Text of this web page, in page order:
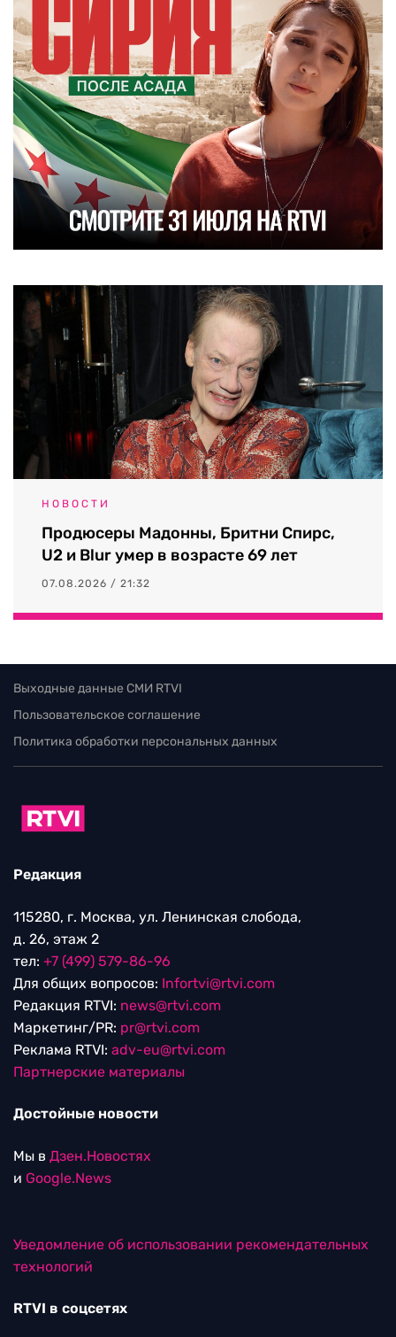
НОВОСТИ
Продюсеры Мадонны, Бритни Спирс,
U2 и Blur умер в возрасте 69 лет
07.08.2026 / 21:32
Выходные данные СМИ RTVI
Пользовательское соглашение
Политика обработки персональных данных
Редакция
115280, г. Москва, ул. Ленинская слобода,
д. 26, этаж 2
тел: +7 (499) 579-86-96
Для общих вопросов: Infortvi@rtvi.com
Редакция RTVI: news@rtvi.com
Маркетинг/PR: pr@rtvi.com
Реклама RTVI: adv-eu@rtvi.com
Партнерские материалы
Достойные новости
Мы в Дзен.Новостях
и Google.News
Уведомление об использовании рекомендательных
технологий
RTVI в соцсетях